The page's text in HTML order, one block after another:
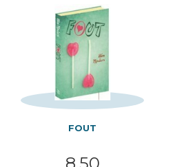
FOUT